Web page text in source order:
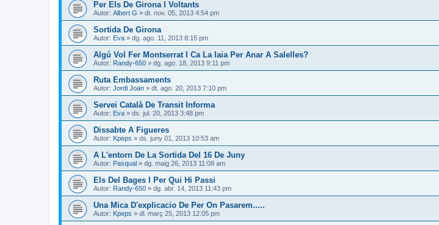
Per Els De Girona I Voltants
Autor: Albert G » dt. nov. 05, 2013 4:54 pm
Sortida De Girona
Autor: Eva » dg. ago. 11, 2013 8:15 pm
Algú Vol Fer Montserrat I Ca La Iaia Per Anar A Salelles?
Autor: Randy-650 » dg. ago. 18, 2013 9:11 pm
Ruta Embassaments
Autor: Jordi Joan » dt. ago. 20, 2013 7:10 pm
Servei Català De Transit Informa
Autor: Eva » ds. jul. 20, 2013 3:48 pm
Dissabte A Figueres
Autor: Kpeps » ds. juny 01, 2013 10:53 am
A L'entorn De La Sortida Del 16 De Juny
Autor: Pasqual » dg. maig 26, 2013 11:08 am
Els Del Bages I Per Qui Hi Passi
Autor: Randy-650 » dg. abr. 14, 2013 11:43 pm
Una Mica D'explicacio De Per On Pasarem.....
Autor: Kpeps » dl. març 25, 2013 12:05 pm